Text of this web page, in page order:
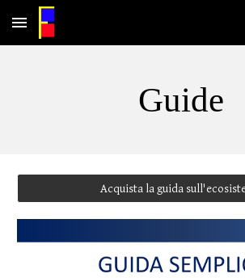
Skip to main content
Guide
Acquista la guida